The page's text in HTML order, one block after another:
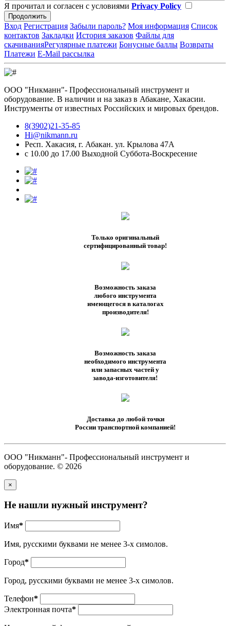
Я прочитал и согласен с условиями Privacy Policy
Вход Регистрация Забыли пароль? Моя информация Список
контактов Закладки История заказов Файлы для
скачиванияРегулярные платежи Бонусные баллы Возвраты
Платежи E-Mail рассылка
ООО "Никманн"- Профессиональный инструмент и
оборудование. В наличии и на заказ в Абакане, Хакасии.
Инструменты от известных Российских и мировых брендов.
8(3902)21-35-85
Hi@nikmann.ru
Респ. Хакасия, г. Абакан. ул. Крылова 47А
c 10.00 до 17.00 Выходной Суббота-Воскресение
Только оригинальный
сертифицированный товар!
Возможность заказа
любого инструмента
имеющегося в каталогах
производителя!
Возможность заказа
необходимого инструмента
или запасных частей у
завода-изготовителя!
Доставка до любой точки
России транспортной компанией!
ООО "Никманн"- Профессиональный инструмент и
оборудование. © 2026
×
Не нашли нужный инструмент?
Имя*
Имя, русскими буквами не менее 3-х симолов.
Город*
Город, русскими буквами не менее 3-х симолов.
Телефон*
Электронная почта*